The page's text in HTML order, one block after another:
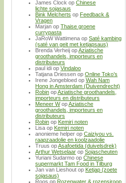
James Clock op Chinese
lichte sojasaus
Bink Melcherts op Feedback &
Vragen
Marjan op Thaise groene
currypasta
JaRoW Wattimena op Saté kambing
(saté van geit met ketjapsaus)
Brenda Verheij opAziatische
groothandels, importeurs en
distributeurs
paul idi op Vindaloo
Tatjana Driessen op Online Toko’s
Irene Jongebloed op Wah Nam
Hong in Amsterdam (Duivendrecht)
Robin opAziatische groothandels,
importeurs en distributeurs
Meneer WopAziatische
groothandels, importeurs en
distributeurs
Robin op Kemiri noten
Lisa op Kemiri noten
anonieme helper op Caiziyou vs.
raapzaadolie en koolzaadolie
Truus opAsafoetida (duivelsdrek)
Arthur Wetselaar op Sojascheuten
Yuriani Sudarmo op Chinese
supermarkt Tam Food in Tilburg
Jan van Lieshout op Ketjap (zoete
sojasaus)
Roos op Rozenwater & rozensiroop